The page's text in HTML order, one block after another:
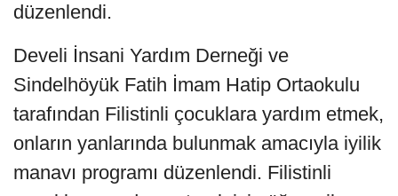
düzenlendi.
Develi İnsani Yardım Derneği ve
Sindelhöyük Fatih İmam Hatip Ortaokulu
tarafından Filistinli çocuklara yardım etmek,
onların yanlarında bulunmak amacıyla iyilik
manavı programı düzenlendi. Filistinli